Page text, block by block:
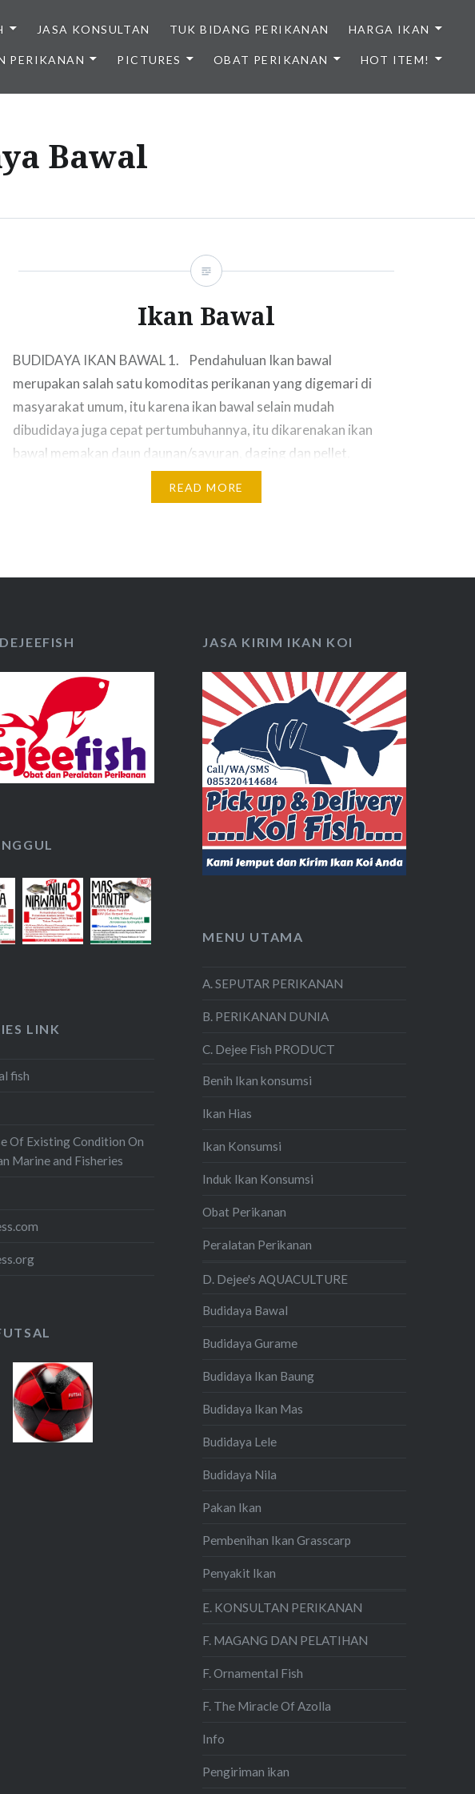
INDONESIA
JASA KONSULTAN TUK BIDANG PERIKANAN HARGA IKAN
PERIKANAN PICTURES OBAT PERIKANAN HOT ITEM!
Bawal
Ikan Bawal
BUDIDAYA IKAN BAWAL 1. Pendahuluan Ikan bawal
merupakan salah satu komoditas perikanan yang digemari di
masyarakat umum, itu karena ikan bawal selain mudah
dibudidaya juga cepat pertumbuhannya, itu dikarenakan ikan
bawal memakan daun daunan/sayuran, daging dan pellet.
Dibawah ini ada sebagian teknik budidaya yang mungkin nantinya
bisa membantu bagi para pemula untuk bisa dan mau…
READ MORE
JASA KIRIM IKAN KOI
MENU UTAMA
A. SEPUTAR PERIKANAN
B. PERIKANAN DUNIA
C. Dejee Fish PRODUCT
Benih Ikan konsumsi
Ikan Hias
Ikan Konsumsi
Induk Ikan Konsumsi
Obat Perikanan
Peralatan Perikanan
D. Dejee's AQUACULTURE
Budidaya Bawal
Budidaya Gurame
Budidaya Ikan Baung
Budidaya Ikan Mas
Budidaya Lele
Budidaya Nila
Pakan Ikan
Pembenihan Ikan Grasscarp
Penyakit Ikan
E. KONSULTAN PERIKANAN
F. MAGANG DAN PELATIHAN
F. Ornamental Fish
F. The Miracle Of Azolla
Info
Pengiriman ikan
LINK
fish
Of Existing Condition On
Marine and Fisheries